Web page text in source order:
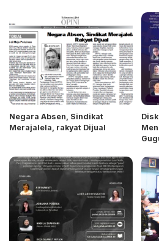
Negara Absen, Sindikat
Merajalela, rakyat Dijual